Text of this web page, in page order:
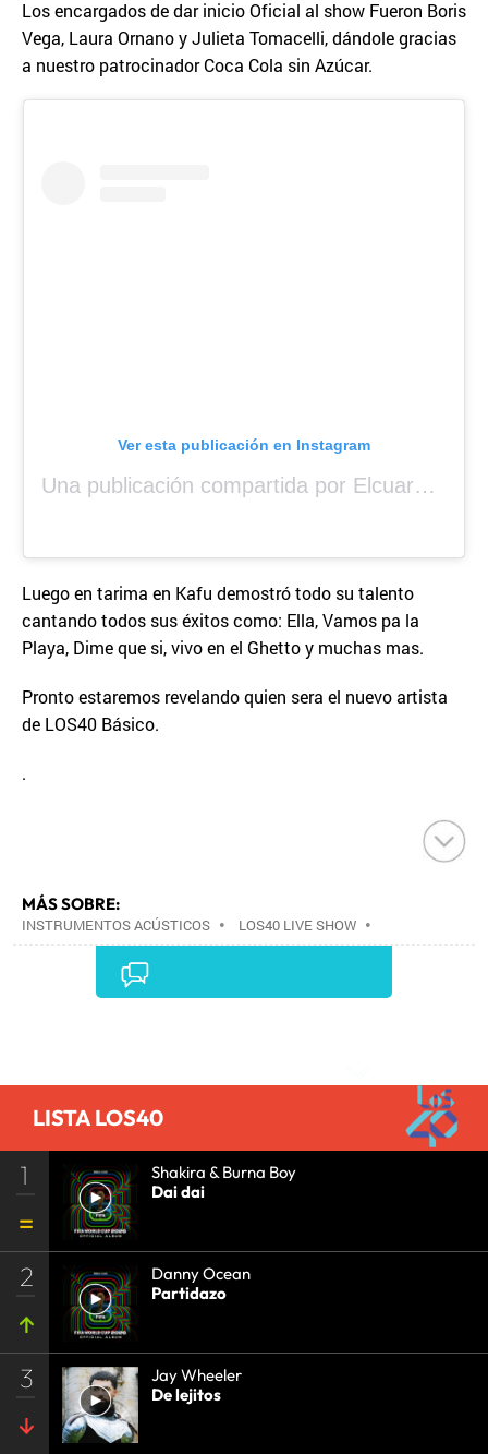
Los encargados de dar inicio Oficial al show Fueron Boris
Vega, Laura Ornano y Julieta Tomacelli, dándole gracias
a nuestro patrocinador Coca Cola sin Azúcar.
Ver esta publicación en Instagram
Una publicación compartida por Elcuara (@elcuara.25)
Luego en tarima en Kafu demostró todo su talento
cantando todos sus éxitos como: Ella, Vamos pa la
Playa, Dime que si, vivo en el Ghetto y muchas mas.
Pronto estaremos revelando quien sera el nuevo artista
de LOS40 Básico.
.
MÁS SOBRE:
INSTRUMENTOS ACÚSTICOS • LOS40 LIVE SHOW •
CONCIERTOS•LOS40•EVENTOS MUSICALES•
•AGENDA CULTURAL
•PRISA MEDIA•MÚSICA•GRUPO
COMUNICACIÓN•COMUNICACIÓN•
LISTA LOS40
1
Shakira & Burna Boy
Dai dai
2
Danny Ocean
Partidazo
3
Jay Wheeler
De lejitos